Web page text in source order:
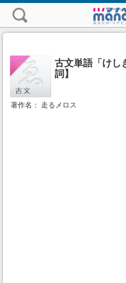
古文単語「けし
詞】
著作名： 走るメロス